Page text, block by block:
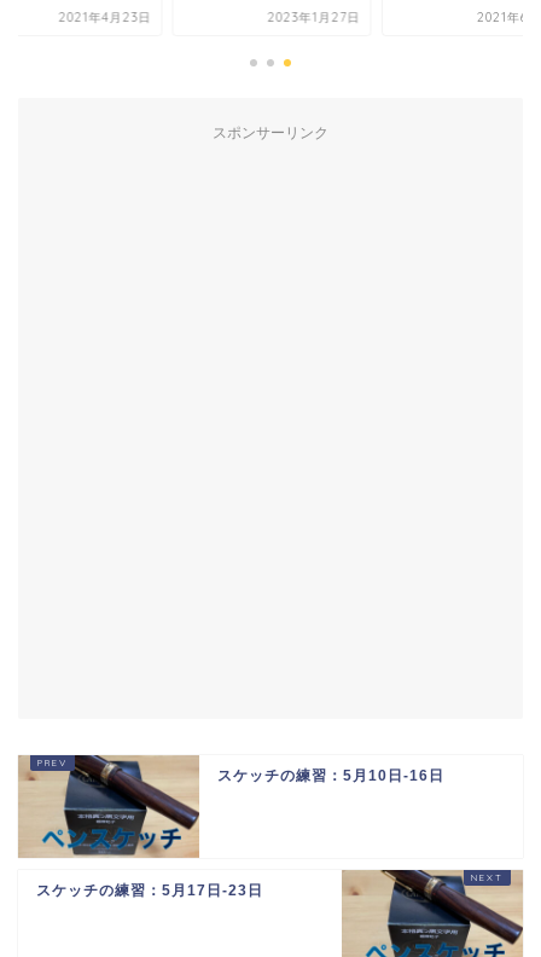
2021年4月23日 2023年1月27日 2021年6
スポンサーリンク
スケッチの練習：5月10日-16日
スケッチの練習：5月17日-23日